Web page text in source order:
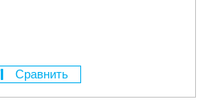
Сравнить